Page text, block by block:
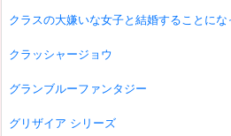
クラスの大嫌いな女子と結婚することにな
クラッシャージョウ
グランブルーファンタジー
グリザイア シリーズ